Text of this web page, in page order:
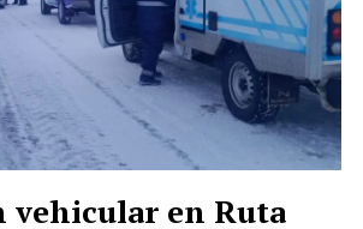
vehicular en Ruta